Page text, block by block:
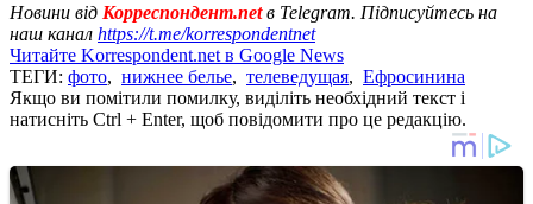
Новини від Корреспондент.netв Telegram. Підписуйтесь на
наш канал https://t.me/korrespondentnet
Читайте Korrespondent.net в Google News
ТЕГИ: фото, нижнее белье, телеведущая, Ефросинина
Якщо ви помітили помилку, виділіть необхідний текст і
натисніть Ctrl + Enter, щоб повідомити про це редакцію.